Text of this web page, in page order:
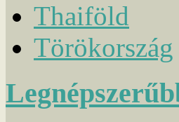
Thaiföld
Törökország